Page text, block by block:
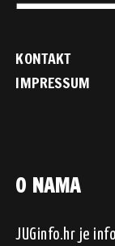
KONTAKT
IMPRESSUM
O NAMA
JUGinfo.hr je